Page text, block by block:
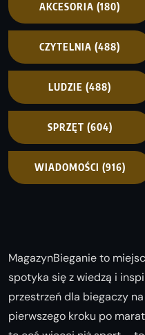
AKCESORIA (180)
CZYTELNIA (488)
LUDZIE (488)
SPRZĘT (604)
WIADOMOŚCI (916)
MagazynBieganie to
spotyka się z wiedzą i
przestrzeń dla biegaczy
pierwszego kroku po